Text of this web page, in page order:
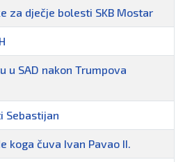
za dječje bolesti SKB Mostar
u SAD nakon Trumpova
Sebastijan
koga čuva Ivan Pavao II.